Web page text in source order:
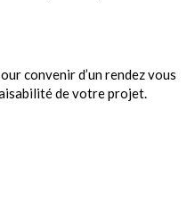
convenir d’un rendez vous
de votre projet.